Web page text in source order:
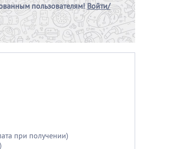
пользователям!Войти/
при получении)